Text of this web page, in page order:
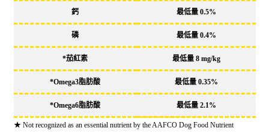
鈣 最低量 0.5%
磷 最低量 0.4%
*茄紅素 最低量 8 mg/kg
*Omega3脂肪酸 最低量 0.35%
*Omega6脂肪酸 最低量 2.1%
★ Not recognized as an essential nutrient by the AAFCO Dog Food Nutrient